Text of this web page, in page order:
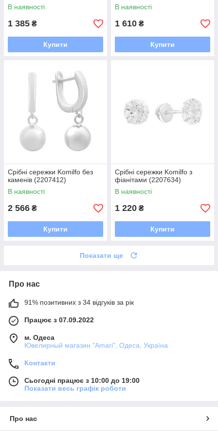
В наявності
1 385 ₴
Купити
В наявності
1 610 ₴
Купити
Срібні сережки Komilfo без
каменів (2207412)
В наявності
2 566 ₴
Купити
Срібні сережки Komilfo з
фіанітами (2207634)
В наявності
1 220 ₴
Купити
Показати ще
Про нас
91% позитивних з 34 відгуків за рік
Працює з 07.09.2022
м. Одеса
Ювелирный магазин "Amari", Одеса, Україна
Контакти
Сьогодні працює з 10:00 до 19:00
Показати весь графік роботи
Про нас